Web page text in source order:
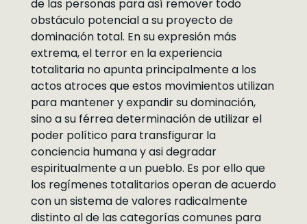
de las personas para así remover todo
obstáculo potencial a su proyecto de
dominación total. En su expresión más
extrema, el terror en la experiencia
totalitaria no apunta principalmente a los
actos atroces que estos movimientos utilizan
para mantener y expandir su dominación,
sino a su férrea determinación de utilizar el
poder político para transfigurar la
conciencia humana y asi degradar
espiritualmente a un pueblo. Es por ello que
los regímenes totalitarios operan de acuerdo
con un sistema de valores radicalmente
distinto al de las categorías comunes para